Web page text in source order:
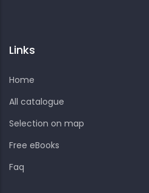
Links
Home
All catalogue
Selection on map
Free eBooks
Faq